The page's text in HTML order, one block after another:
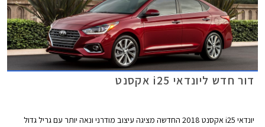
דור חדש ליונדאי i25 אקסנט
יונדאי i25 אקסנט 2018 החדשה מציגה עיצוב מודרני ונאה יותר עם גריל גדול